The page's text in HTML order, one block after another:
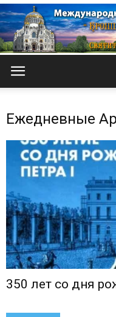
Ежедневные
350 лет со дня